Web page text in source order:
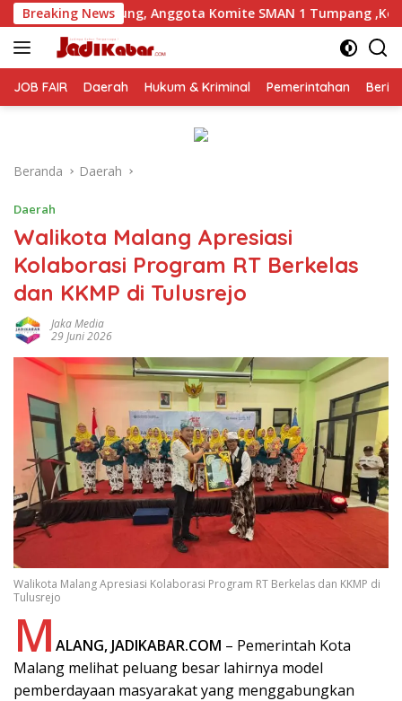
Langsung
ke
konten
Breaking News
Komite SMAN 1 Tumpang ,Ketua DPD IWOI Buka suara
JOB FAIR Daerah Hukum & Kriminal Pemerintahan
Beranda Daerah
Daerah
Walikota Malang Apresiasi
Kolaborasi Program RT Berkelas
dan KKMP di Tulusrejo
Jaka Media
29 Juni 2026
Walikota Malang Apresiasi Kolaborasi Program RT Berkelas dan KKMP di
Tulusrejo
M ALANG, JADIKABAR.COM – Pemerintah Kota
Malang melihat peluang besar lahirnya model
pemberdayaan masyarakat yang menggabungkan